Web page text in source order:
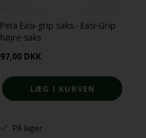
Peta Easi-grip saks - Easi-Grip
højre-saks
97,00 DKK
På lager